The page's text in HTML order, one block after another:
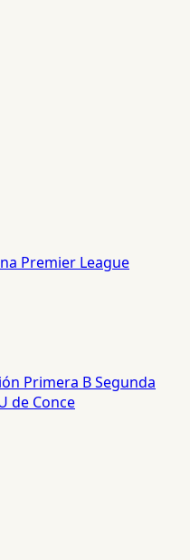
Premier League
Primera BSegunda
de Conce